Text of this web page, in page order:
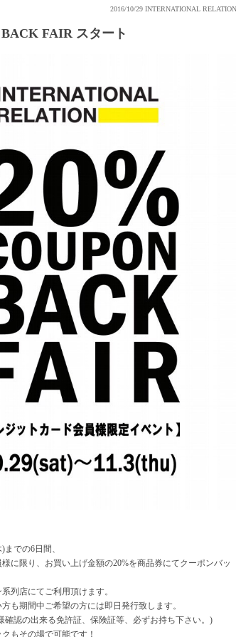
2016/10/29 INTERNATIONAL RELATION
FAIR スタート
までの6日間、
に限り、お買い上げ金額の20%を商品券にてクーポンバッ
列店にてご利用頂けます。
も期間中ご希望の方には即日発行致します。
確認の出来る免許証、保険証等、必ずお持ち下さい。)
もその場で可能です！